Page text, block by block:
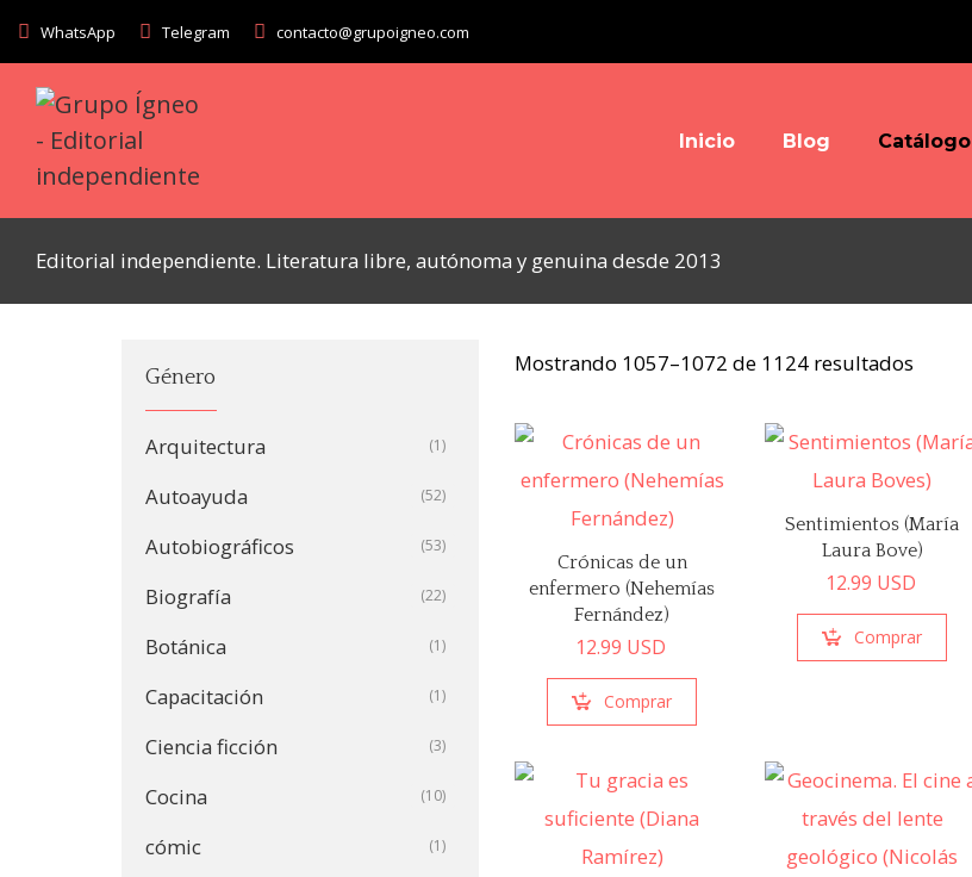
WhatsApp Telegram contacto@grupoigneo.com
Inicio Blog Catálogo
Editorial independiente. Literatura libre, autónoma y genuina desde 2013
Mostrando 1057–1072 de 1124 resultados
los
Crónicas de un
enfermero (Nehemías
Fernández)
12.99 USD
Comprar
Sentimientos (María
Laura Bove)
12.99 USD
Comprar
Género
Arquitectura (1)
Autoayuda (52)
Autobiográficos (53)
Biografía (22)
Botánica (1)
Capacitación (1)
Ciencia ficción (3)
Cocina (10)
cómic (1)